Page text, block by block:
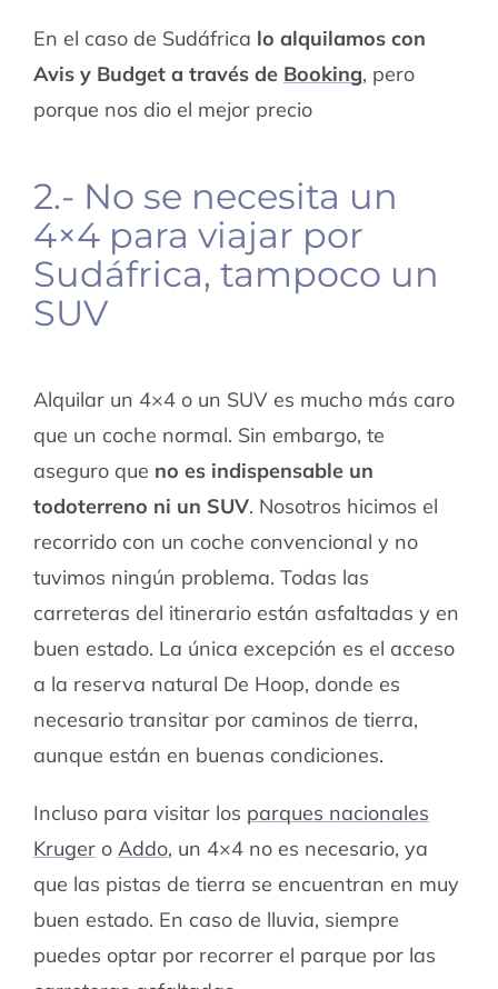
En el caso de Sudáfrica lo alquilamos con
Avis y Budget a través de Booking, pero
porque nos dio el mejor precio
2.- No se necesita un
4×4 para viajar por
Sudáfrica, tampoco un
SUV
Alquilar un 4×4 o un SUV es mucho más caro
que un coche normal. Sin embargo, te
aseguro que no es indispensable un
todoterreno ni un SUV. Nosotros hicimos el
recorrido con un coche convencional y no
tuvimos ningún problema. Todas las
carreteras del itinerario están asfaltadas y en
buen estado. La única excepción es el acceso
a la reserva natural De Hoop, donde es
necesario transitar por caminos de tierra,
aunque están en buenas condiciones.
Incluso para visitar los parques nacionales
Krugero Addo, un 4×4 no es necesario, ya
que las pistas de tierra se encuentran en muy
buen estado. En caso de lluvia, siempre
puedes optar por recorrer el parque por las